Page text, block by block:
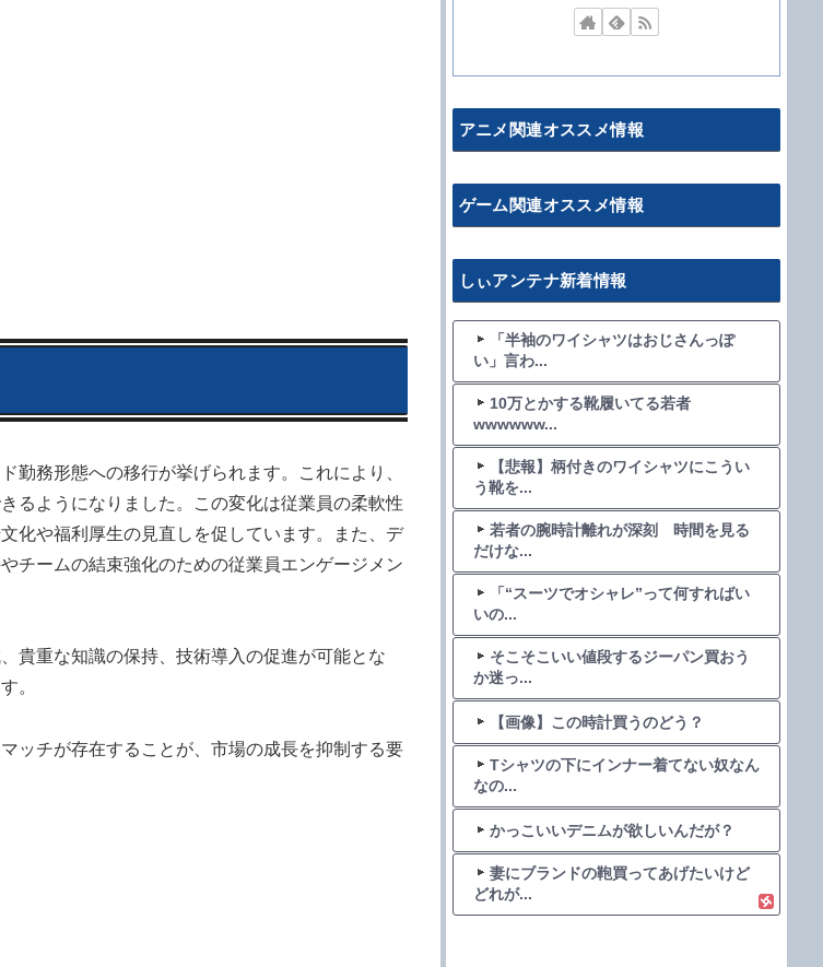
勤務形態への移行が挙げられます。これにより、
るようになりました。この変化は従業員の柔軟性
化や福利厚生の見直しを促しています。また、デ
チームの結束強化のための従業員エンゲージメン
貴重な知識の保持、技術導入の促進が可能とな
。
ッチが存在することが、市場の成長を抑制する要
アニメ関連オススメ情報
ゲーム関連オススメ情報
しぃアンテナ新着情報
「半袖のワイシャツはおじさんっぽ
い」言わ...
10万とかする靴履いてる若者
wwwwww...
【悲報】柄付きのワイシャツにこうい
う靴を...
若者の腕時計離れが深刻 時間を見る
だけな...
「“スーツでオシャレ”って何すればい
いの...
そこそこいい値段するジーパン買おう
か迷っ...
【画像】この時計買うのどう？
Tシャツの下にインナー着てない奴なん
なの...
かっこいいデニムが欲しいんだが？
妻にブランドの鞄買ってあげたいけど
どれが...